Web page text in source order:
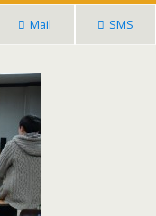
Mail SMS